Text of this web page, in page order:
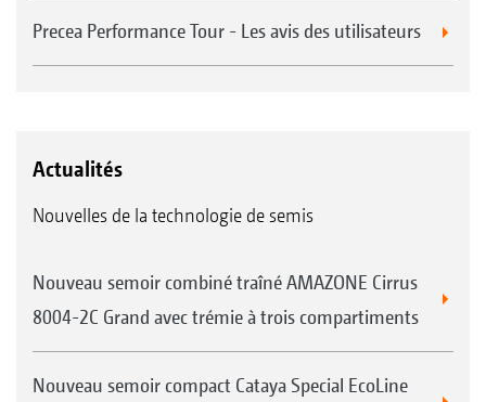
Precea Performance Tour - Les avis des utilisateurs
Actualités
Nouvelles de la technologie de semis
Nouveau semoir combiné traîné AMAZONE Cirrus
8004-2C Grand avec trémie à trois compartiments
Nouveau semoir compact Cataya Special EcoLine